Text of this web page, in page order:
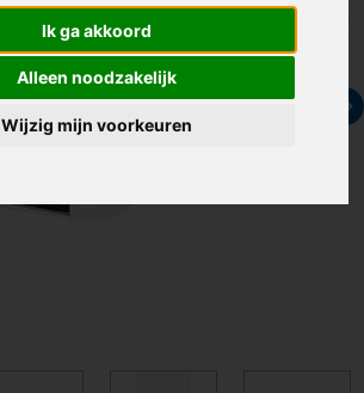
Ik ga akkoord
Alleen noodzakelijk
Wijzig mijn voorkeuren